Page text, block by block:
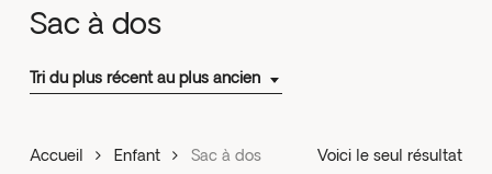
Sac à dos
Tri du plus récent au plus ancien
Voici le seul résultat
Accueil Enfant Sac à dos